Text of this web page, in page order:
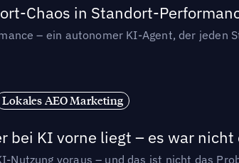
Chaos in Standort-
– ein autonomer KI-Agent, der
Lokales AEO Marketing
bei KI vorne liegt – es war
Nutzung voraus – und das ist nicht das